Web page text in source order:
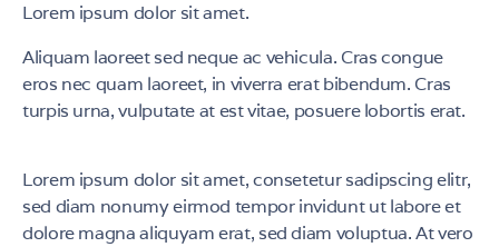
Lorem ipsum dolor sit amet.
Aliquam laoreet sed neque ac vehicula. Cras congue
eros nec quam laoreet, in viverra erat bibendum. Cras
turpis urna, vulputate at est vitae, posuere lobortis erat.
Lorem ipsum dolor sit amet, consetetur sadipscing elitr,
sed diam nonumy eirmod tempor invidunt ut labore et
dolore magna aliquyam erat, sed diam voluptua. At vero